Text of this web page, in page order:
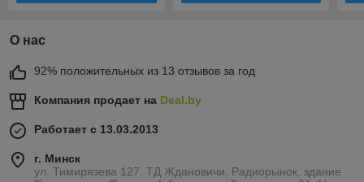
О нас
92% положительных из 13 отзывов за год
Компания продает на Deal.by
Работает с 13.03.2013
г. Минск
ул. Тимирязева 127, ТД Ждановичи, Радиорынок, здание